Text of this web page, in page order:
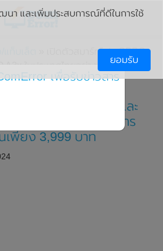
» เปิดตัวสมาร์ทโฟน OPPO
A3x ในประเทศไทยอย่างเป็นทางการ
3,999 บาท
A3 Pro (5G) และ
เทศไทยอย่างเป็นทางการ
เพียง 3,999 บาท
นา และเพิ่มประสบการณ์ที่ดีในการใช้
ยอมรับ
เพื่อรับข่าวสาร